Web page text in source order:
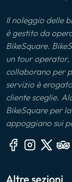
Il noleggio delle
è gestito da
BikeSquare.
un tour operator,
collaborano per
servizio è
cliente sceglie.
BikeSquare per
appoggiano sui
Altre sezioni